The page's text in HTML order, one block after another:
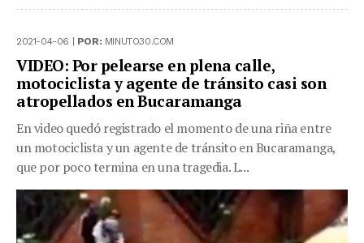
2021-04-06 | POR: MINUTO30.COM
VIDEO: Por pelearse en plena calle,
motociclista y agente de tránsito casi son
atropellados en Bucaramanga
En video quedó registrado el momento de una riña entre
un motociclista y un agente de tránsito en Bucaramanga,
que por poco termina en una tragedia. L...